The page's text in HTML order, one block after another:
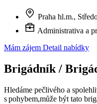
Praha hl.m.,
Administrativa a
Mám zájem Detail nabídky
Brigádník /
Hledáme pečlivého a
s pohybem,může být tato